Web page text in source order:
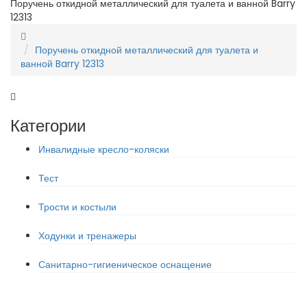
Поручень откидной металлический для туалета и ванной Barry
12313
Поручень откидной металлический для туалета и
ванной Barry 12313
Категории
Инвалидные кресло-коляски
Тест
Трости и костыли
Ходунки и тренажеры
Санитарно-гигиеническое оснащение